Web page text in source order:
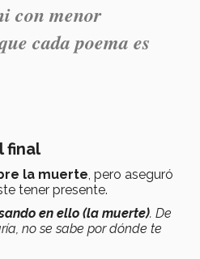
con menor
cada poema es
final
la muerte, pero aseguró
tener presente.
en ello (la muerte). De
no se sabe por dónde te